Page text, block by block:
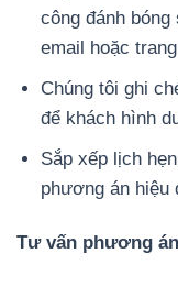
công đánh bóng
email hoặc
Chúng tôi ghi
để khách hình
Sắp xếp lịch
phương án hiệu
Tư vấn phương